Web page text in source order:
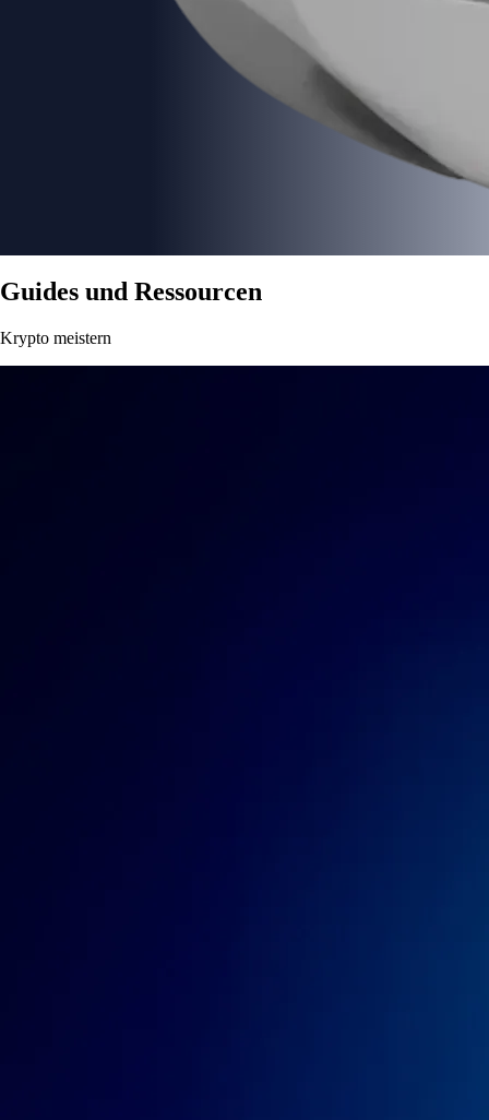
Guides und Ressourcen
Krypto meistern